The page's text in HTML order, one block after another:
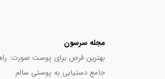
مجله سرسون
بهترین قرص برای پوست صورت:
جامع دستیابی به پوستی سالم